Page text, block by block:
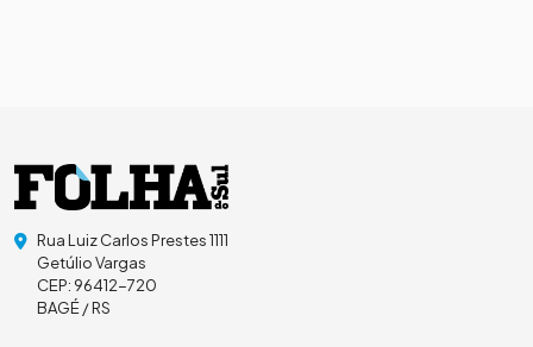
Rua Luiz Carlos Prestes 1111
Getúlio Vargas
CEP: 96412-720
BAGÉ / RS